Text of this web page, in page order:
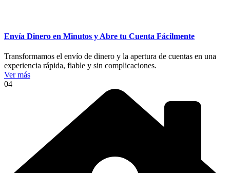
Envía Dinero en Minutos y Abre tu Cuenta Fácilmente
Transformamos el envío de dinero y la apertura de cuentas en una
experiencia rápida, fiable y sin complicaciones.
Ver más
04